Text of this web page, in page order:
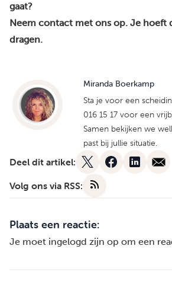
gaat?
Neem contact met ons op. Je hoeft
dragen.
Miranda Boerkamp
Sta je voor een
016 15 17 voor een
Samen bekijken we
past bij jullie situatie.
Deel dit artikel:
Volg ons via RSS:
Plaats een reactie:
Je moet ingelogd zijn op om een